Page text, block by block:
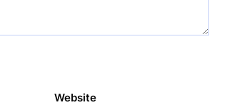
Website